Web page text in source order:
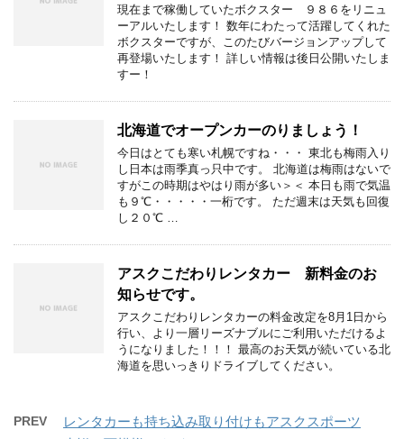
現在まで稼働していたボクスター ９８６をリニュ
ーアルいたします！ 数年にわたって活躍してくれた
ボクスターですが、このたびバージョンアップして
再登場いたします！ 詳しい情報は後日公開いたしま
すー！
北海道でオープンカーのりましょう！
今日はとても寒い札幌ですね・・・ 東北も梅雨入り
し日本は雨季真っ只中です。 北海道は梅雨はないで
すがこの時期はやはり雨が多い＞＜ 本日も雨で気温
も９℃・・・・・一桁です。 ただ週末は天気も回復
し２０℃ …
アスクこだわりレンタカー 新料金のお
知らせです。
アスクこだわりレンタカーの料金改定を8月1日から
行い、より一層リーズナブルにご利用いただけるよ
うになりました！！！ 最高のお天気が続いている北
海道を思いっきりドライブしてください。
PREV レンタカーも持ち込み取り付けもアスクスポーツ